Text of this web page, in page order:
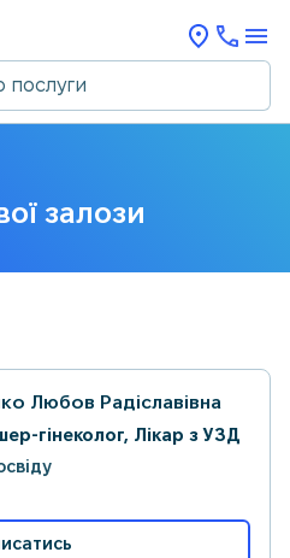
залози
Любов Радіславівна
гінеколог, Лікар з УЗД